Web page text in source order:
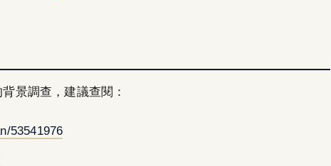
景調查，建議查閱：
53541976